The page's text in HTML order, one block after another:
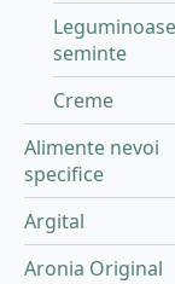
seminte
Creme
Alimente nevoi
specifice
Argital
Aronia Original